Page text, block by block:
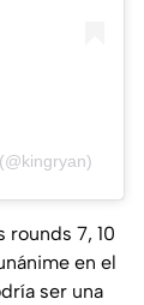
rounds 7, 10
en el
ser una